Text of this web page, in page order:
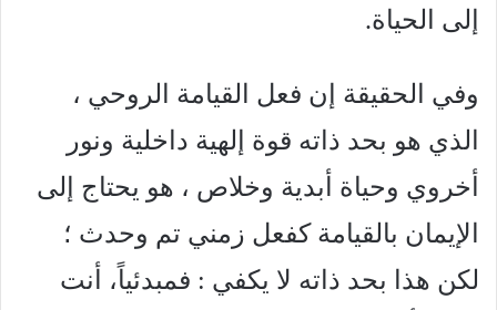
إلى الحياة.
وفي الحقيقة إن فعل القيامة الروحي ،
الذي هو بحد ذاته قوة إلهية داخلية ونور
أخروي وحياة أبدية وخلاص ، هو يحتاج إلى
الإيمان بالقيامة كفعل زمني تم وحدث ؛
لكن هذا بحد ذاته لا يكفي : فمبدئياً، أنت